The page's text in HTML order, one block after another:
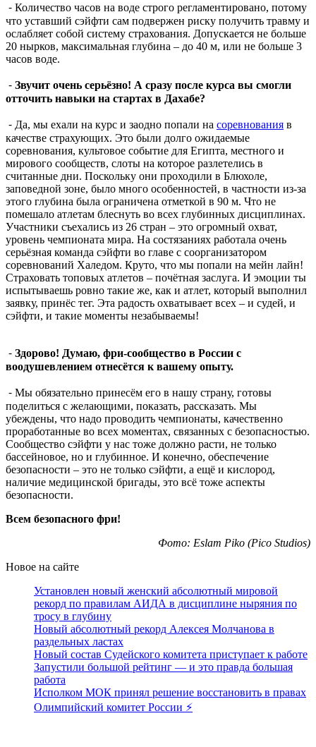
⁃ Количество часов на воде строго регламентировано, потому
что уставший сэйфти сам подвержен риску получить травму и
ослабляет собой систему страхования. Допускается не больше
20 нырков, максимальная глубина – до 40 м, или не больше 3
часов воде.
⁃ Звучит очень серьёзно! А сразу после курса вы смогли
отточить навыки на стартах в Дахабе?
⁃ Да, мы ехали на курс и заодно попали на соревнования в
качестве страхующих. Это были долго ожидаемые
соревнования, культовое событие для Египта, местного и
мирового сообществ, слоты на которое разлетелись в
считанные дни. Поскольку они проходили в Блюхоле,
заповедной зоне, было много особенностей, в частности из-за
этого глубина была ограничена отметкой в 90 м. Что не
помешало атлетам блеснуть во всех глубинных дисциплинах.
Участники съехались из 26 стран – это огромный охват,
уровень чемпионата мира. На состязаниях работала очень
серьёзная команда сэйфти во главе с соорганизатором
соревнований Халедом. Круто, что мы попали на мейн лайн!
Страховать топовых атлетов – почётная заслуга. И эмоции ты
испытываешь ровно такие же, как и атлет, который выполнил
заявку, принёс тег. Эта радость охватывает всех – и судей, и
сэйфти, и такие моменты незабываемы!
⁃ Здорово! Думаю, фри-сообщество в России с
воодушевлением отнесётся к вашему опыту.
⁃ Мы обязательно принесём его в нашу страну, готовы
поделиться с желающими, показать, рассказать. Мы
убеждены, что надо проводить чемпионаты, качественно
проработанные во всех моментах, связанных с безопасностью.
Сообщество сэйфти у нас тоже должно расти, не только
бассейновое, но и глубинное. И конечно, обеспечение
безопасности – это не только сэйфти, а ещё и кислород,
наличие медицинской бригады, это всё тоже аспекты
безопасности.
Всем безопасного фри!
Фото: Eslam Piko (Pico Studios)
Новое на сайте
Установлен новый женский абсолютный мировой
рекорд по правилам АИДА в дисциплине ныряния по
тросу в глубину
Новый абсолютный рекорд Алексея Молчанова в
раздельных ластах
Новый состав Судейского комитета приступает к работе
Запустили большой рейтинг — и это правда большая
работа
Исполком МОК принял решение восстановить в правах
Олимпийский комитет России ⚡️